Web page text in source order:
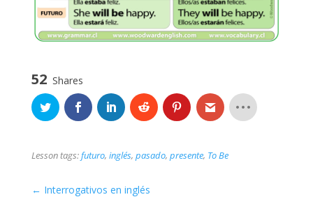
52 Shares
Lesson tags:futuro, inglés, pasado, presente, To Be
Interrogativos en inglés